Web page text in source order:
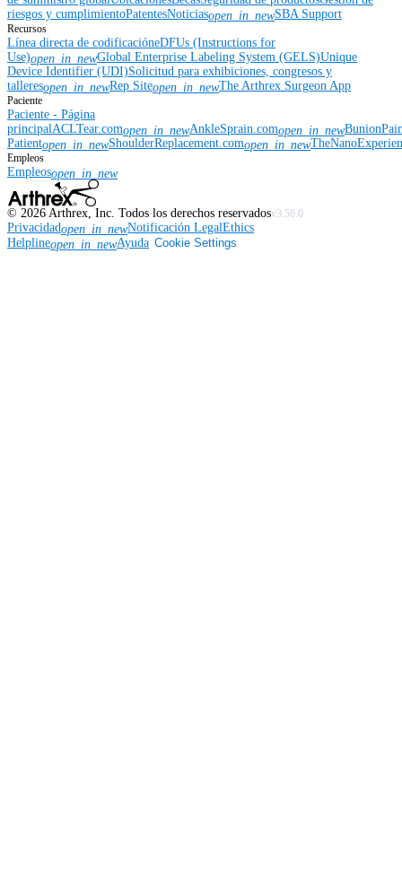
riesgos y cumplimientoPatentesNoticiasopen_in_newSBA Support
Recursos
Línea directa de codificacióneDFUs (Instructions for
Use)open_in_newGlobal Enterprise Labeling System (GELS)Unique
Device Identifier (UDI)Solicitud para exhibiciones, congresos y
talleresopen_in_newRep Siteopen_in_newThe Arthrex Surgeon App
Paciente
Paciente - Página
principalACLTear.comopen_in_newAnkleSprain.comopen_in_new
Patientopen_in_newShoulderReplacement.comopen_in_new
Empleos
Empleosopen_in_new
© 2026 Arthrex, Inc. Todos los derechos reservadosv3.56.0
Privacidadopen_in_newNotificación LegalEthics
Helplineopen_in_newAyuda Cookie Settings